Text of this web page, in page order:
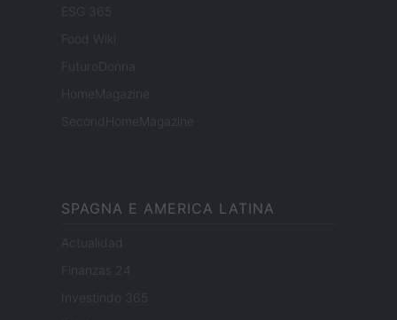
ESG 365
Food Wiki
FuturoDonna
HomeMagazine
SecondHomeMagazine
SPAGNA E AMERICA LATINA
Actualidad
Finanzas 24
Investindo 365